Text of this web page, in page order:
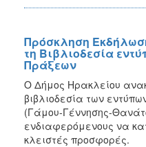
Πρόσκληση
τη Βιβλιοδεσία
Πράξεων
Ο Δήμος Ηρακλείου
βιβλιοδεσία των
(Γάμου-Γέννησης-
ενδιαφερόμενους να
κλειστές προσφορές.